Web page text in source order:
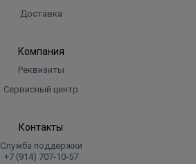
Доставка
Компания
Реквизиты
Сервисный центр
Контакты
Служба поддержки
+7 (914) 707‑10‑57